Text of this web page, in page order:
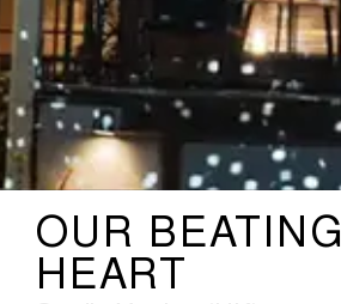
OUR BEATING
HEART